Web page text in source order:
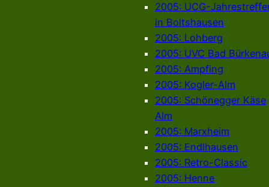
2005: UCG-
in Boltshausen
2005: Lohberg
2005: UVC Bad
2005: Ampfing
2005: Kogler-Alm
2005: Schönegger Käse
Alm
2005: Marxheim
2005: Endlhausen
2005: Retro-Classic
2005: Henne